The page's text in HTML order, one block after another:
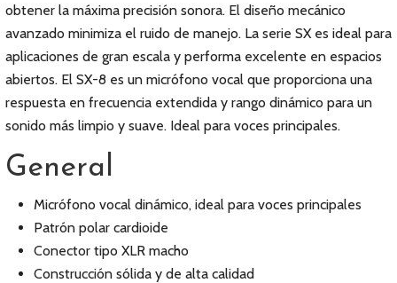
obtener la máxima precisión sonora. El diseño mecánico
avanzado minimiza el ruido de manejo. La serie SX es ideal para
aplicaciones de gran escala y performa excelente en espacios
abiertos. El SX-8 es un micrófono vocal que proporciona una
respuesta en frecuencia extendida y rango dinámico para un
sonido más limpio y suave. Ideal para voces principales.
General
Micrófono vocal dinámico, ideal para voces principales
Patrón polar cardioide
Conector tipo XLR macho
Construcción sólida y de alta calidad